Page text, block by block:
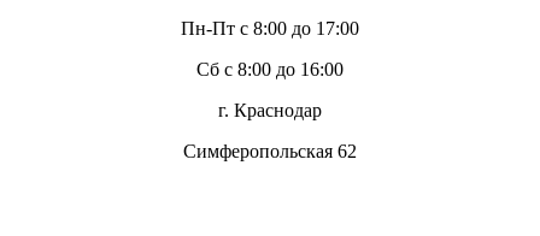
Пн-Пт с 8:00 до 17:00
Сб с 8:00 до 16:00
г. Краснодар
Симферопольская 62